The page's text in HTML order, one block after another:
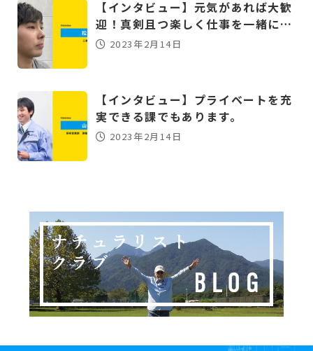
【インタビュー】元気があれば大歓
迎！真剣且つ楽しく仕事を一緒に…
2023年2月14日
【インタビュー】プライベートを充
実できる課でもあります。
2023年2月14日